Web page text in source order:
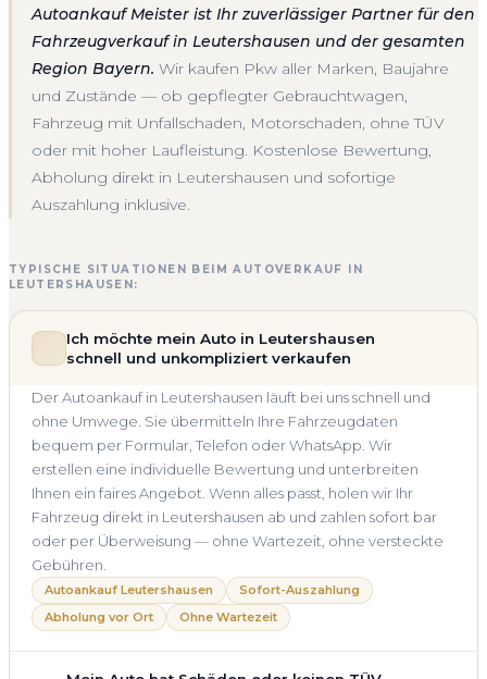
Autoankauf Meister ist Ihr zuverlässiger Partner für den
Fahrzeugverkauf in Leutershausen und der gesamten
Region Bayern. Wir kaufen Pkw aller Marken, Baujahre
und Zustände — ob gepflegter Gebrauchtwagen,
Fahrzeug mit Unfallschaden, Motorschaden, ohne TÜV
oder mit hoher Laufleistung. Kostenlose Bewertung,
Abholung direkt in Leutershausen und sofortige
Auszahlung inklusive.
TYPISCHE SITUATIONEN BEIM AUTOVERKAUF IN
LEUTERSHAUSEN:
Ich möchte mein Auto in Leutershausen
schnell und unkompliziert verkaufen
Der Autoankauf in Leutershausen läuft bei uns schnell und
ohne Umwege. Sie übermitteln Ihre Fahrzeugdaten
bequem per Formular, Telefon oder WhatsApp. Wir
erstellen eine individuelle Bewertung und unterbreiten
Ihnen ein faires Angebot. Wenn alles passt, holen wir Ihr
Fahrzeug direkt in Leutershausen ab und zahlen sofort bar
oder per Überweisung — ohne Wartezeit, ohne versteckte
Gebühren.
Autoankauf Leutershausen
Sofort-Auszahlung
Abholung vor Ort
Ohne Wartezeit